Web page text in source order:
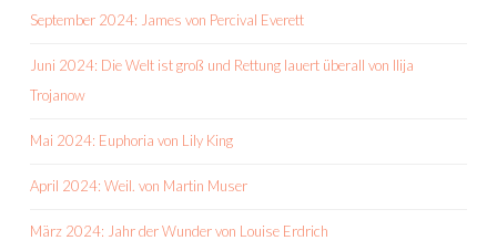
September 2024: James von Percival Everett
Juni 2024: Die Welt ist groß und Rettung lauert überall von Ilija
Trojanow
Mai 2024: Euphoria von Lily King
April 2024: Weil. von Martin Muser
März 2024: Jahr der Wunder von Louise Erdrich